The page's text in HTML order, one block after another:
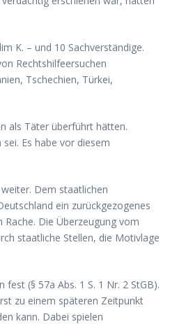
K. – und 10 Sachverständige.
Rechtshilfeersuchen
Tschechien, Türkei,
als Täter überführt hätten.
Es habe vor diesem
Dem staatlichen
ein zurückgezogenes
Die Überzeugung vom
staatliche Stellen, die Motivlage
(§ 57a Abs. 1 S. 1 Nr. 2 StGB).
zu einem späteren Zeitpunkt
kann. Dabei spielen